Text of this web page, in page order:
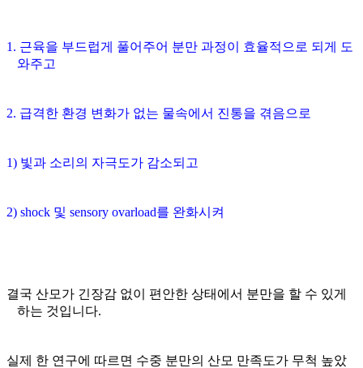
1. 근육을 부드럽게 풀어주어 분만 과정이 효율적으로 되게 도
와주고
2. 급격한 환경 변화가 없는 물속에서 진통을 겪음으로
1) 빛과 소리의 자극도가 감소되고
2) shock 및 sensory ovarload를 완화시켜
결국 산모가 긴장감 없이 편안한 상태에서 분만을 할 수 있게
하는 것입니다.
실제 한 연구에 따르면 수중 분만의 산모 만족도가 무척 높았